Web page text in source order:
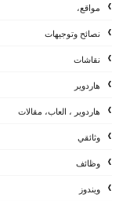
مواقع،
نصائح وتوجيهات
نقاشات
هاردوير
هاردوير ، العاب، مقالات
وثائقي
وظائف
ويندوز